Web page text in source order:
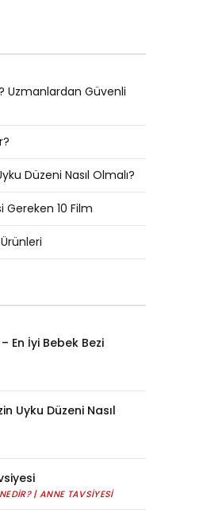
Uzmanlardan Güvenli
Düzeni Nasıl Olmalı?
Gereken 10 Film
En İyi Bebek Bezi
Uyku Düzeni Nasıl
| ANNE TAVSIYESI